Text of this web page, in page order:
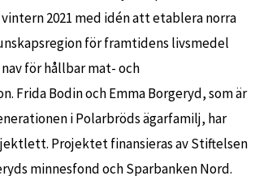
vintern 2021 med idén att etablera norra
för framtidens livsmedel
för hållbar mat- och
Frida Bodin och Emma Borgeryd, som är
i Polarbröds ägarfamilj, har
Projektet finansieras av Stiftelsen
minnesfond och Sparbanken Nord.